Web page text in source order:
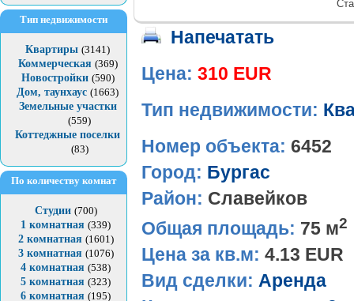
Тип недвижимости
Квартиры (3141)
Коммерческая (369)
Новостройки (590)
Дом, таунхаус (1663)
Земельные участки
(559)
Коттеджные поселки
(83)
По количеству комнат
Студии (700)
1 комнатная (339)
2 комнатная (1601)
3 комнатная (1076)
4 комнатная (538)
5 комнатная (323)
6 комнатная (195)
Напечатать
Цена: 310 EUR
Тип недвижимости:
Номер объекта: 6452
Город: Бургас
Район: Славейков
Общая площадь: 75 м2
Цена за кв.м: 4.13 EUR
Вид сделки: Аренда